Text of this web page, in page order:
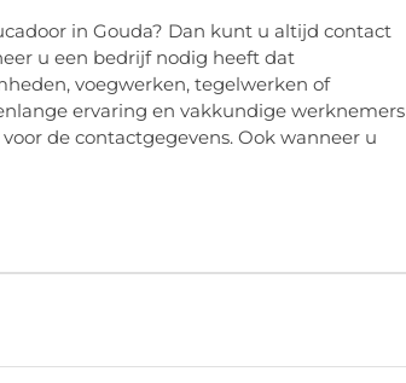
in Gouda? Dan kunt u altijd contact
u een bedrijf nodig heeft dat
voegwerken, tegelwerken of
ervaring en vakkundige werknemers
de contactgegevens. Ook wanneer u